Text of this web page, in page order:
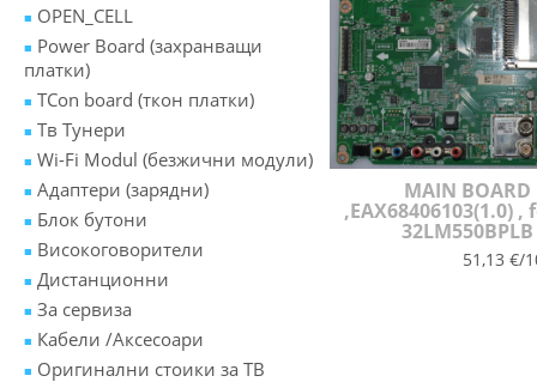
OPEN_CELL
Power Board (захранващи
платки)
TCon board (ткон платки)
Tв Тунери
Wi-Fi Modul (безжични модули)
Адаптери (зарядни)
Блок бутони
Високоговорители
Дистанционни
За сервиза
Кабели /Аксесоари
Оригинални стоики за ТВ
MAIN BOARD
,EAX68406103(1.0) ,
32LM550BPLB
51,13 €/